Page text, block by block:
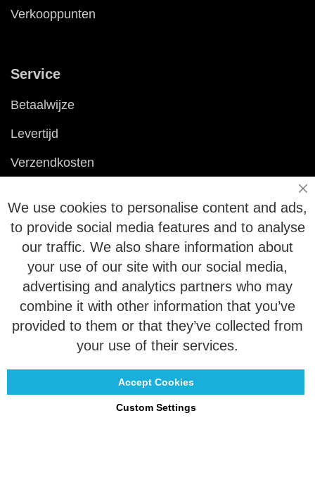
Verkooppunten
Service
Betaalwijze
Levertijd
Verzendkosten
Vragen
Veelgestelde vragen
Maattabel
Maatwerk
We use cookies to personalise content and ads,
to provide social media features and to analyse
our traffic. We also share information about
your use of our site with our social media,
advertising and analytics partners who may
combine it with other information that you’ve
provided to them or that they’ve collected from
your use of their services.
Accept Cookies
Custom Settings